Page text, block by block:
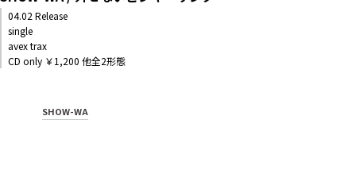
04.02 Release
single
avex trax
CD only ￥1,200 他全2形態
SHOW-WA